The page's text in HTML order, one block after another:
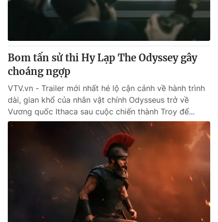
Thị trường 24h Tấm lòng Việt
VTV4 Vươn mình bằng AI
VTV9 VTV8
Liên hệ tòa soạn English
Theo dõi báo trên
Cơ quan chủ quản:
Đài Truyền hình Việt Nam
Cơ quan báo chí:
Thời báo VTV
Bom tấn sử thi Hy Lạp The Odyssey gây
choáng ngợp
VTV.vn - Trailer mới nhất hé lộ cận cảnh về hành trình
dài, gian khổ của nhân vật chính Odysseus trở về
Vương quốc Ithaca sau cuộc chiến thành Troy để...